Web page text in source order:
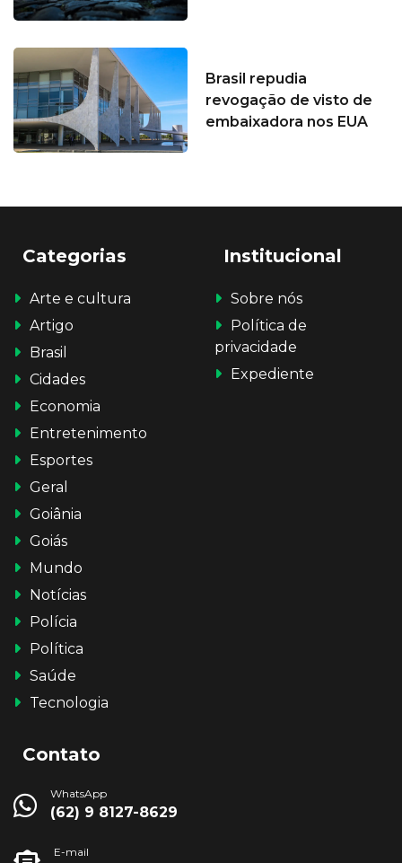
Brasil repudia
revogação de visto de
embaixadora nos EUA
Categorias
Arte e cultura
Artigo
Brasil
Cidades
Economia
Entretenimento
Esportes
Geral
Goiânia
Goiás
Mundo
Notícias
Polícia
Política
Saúde
Tecnologia
Institucional
Sobre nós
Política de
privacidade
Expediente
Contato
WhatsApp
(62) 9 8127-8629
E-mail